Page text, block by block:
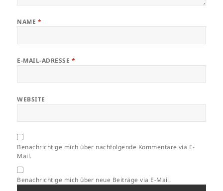
NAME *
E-MAIL-ADRESSE *
WEBSITE
Benachrichtige mich über nachfolgende Kommentare via E-
Mail.
Benachrichtige mich über neue Beiträge via E-Mail.